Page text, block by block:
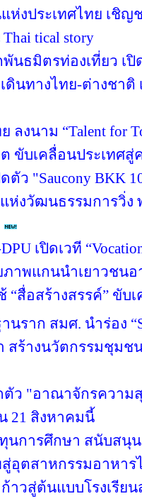
ห่งประเทศไทย เชิ
tical story
ธมิตรท่องเที่ยว เปิด
นทางไทย-ต่างชาติ
งนาม “Talent for
ขับเคลื่อนประเทศสู่
ดตัว "Saucony
ห่งวัฒนธรรมการวิ่ง
เปิดเวที
าพแกนนำเยาวชน
“สื่อสร้างสรรค์” ขับ
ราก สมศ. นำร่อง
สร้างนวัตกรรมชุมช
ดตัว "อาณาจักรควา
21 สิงหาคมนี้
การศึกษา สนับสนุ
อุตสาหกรรมอาหาร
าวสู่ต้นแบบโรงเรีย